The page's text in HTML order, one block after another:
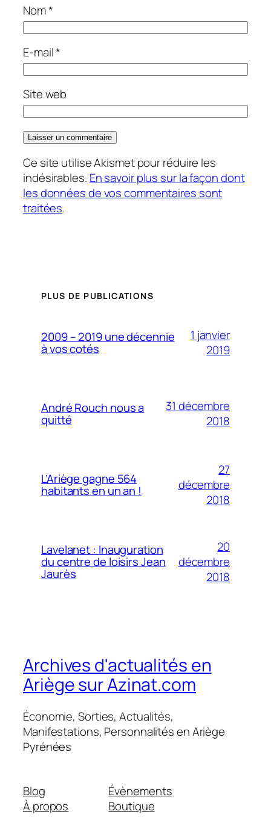
Nom*
E-mail*
Site web
Ce site utilise Akismet pour réduire les
indésirables. En savoir plus sur la façon dont
les données de vos commentaires sont
traitées.
PLUS DE PUBLICATIONS
2009 – 2019 une décennie
à vos cotés
1 janvier
2019
André Rouch nous a
quitté
31 décembre
2018
L’Ariège gagne 564
habitants en un an !
27
décembre
2018
Lavelanet : Inauguration
du centre de loisirs Jean
Jaurès
20
décembre
2018
Archives d'actualités en
Ariège sur Azinat.com
Économie, Sorties, Actualités,
Manifestations, Personnalités en Ariège
Pyrénées
Blog
À propos
Évènements
Boutique